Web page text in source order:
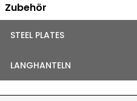
Zubehör
STEEL PLATES
LANGHANTELN